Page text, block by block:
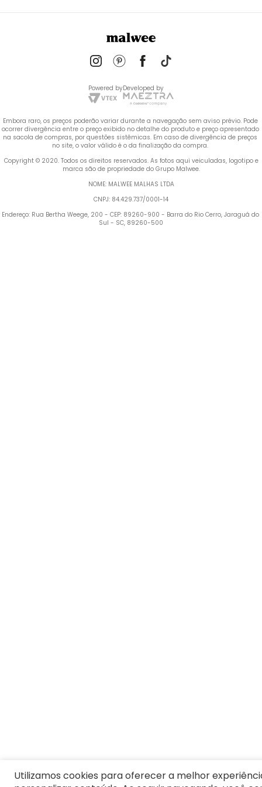
Powered byDeveloped by
Embora raro, os preços poderão variar durante a navegação sem aviso prévio. Pode
ocorrer divergência entre o preço exibido no detalhe do produto e preço apresentado
na sacola de compras, por questões sistêmicas. Em caso de divergência de preços
no site, o valor válido é o da finalização da compra.
marca são de propriedade do Grupo Malwee.
NOME: MALWEE MALHAS LTDA
CNPJ: 84.429.737/0001-14
Endereço: Rua Bertha Weege, 200 - CEP: 89260-900 - Barra do Rio Cerro, Jaraguá do
Sul - SC, 89260-500
Utilizamos cookies para oferecer a melhor